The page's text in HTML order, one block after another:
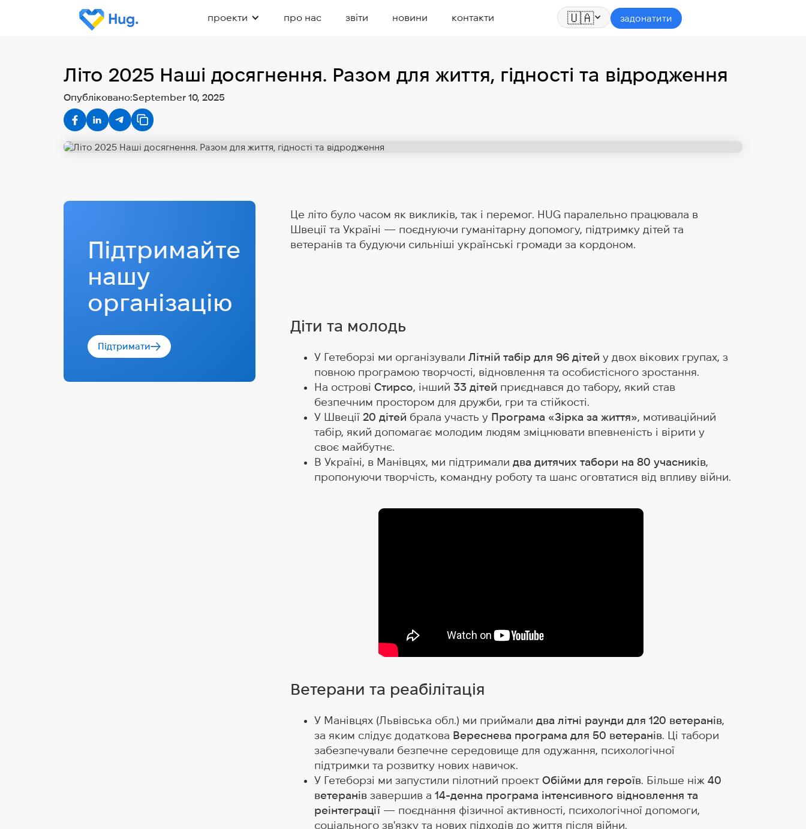
проекти про нас звіти новини контакти 🇺🇦 задонатити
Літо 2025 Наші досягнення. Разом для життя, гідності та відродження
Опубліковано:September 10, 2025
Підтримайте
нашу
організацію
Підтримати
Це літо було часом як викликів, так і перемог. HUG паралельно працювала в
Швеції та Україні — поєднуючи гуманітарну допомогу, підтримку дітей та
ветеранів та будуючи сильніші українські громади за кордоном.
Діти та молодь
У Гетеборзі ми організували Літній табір для 96 дітей у двох вікових групах, з
повною програмою творчості, відновлення та особистісного зростання.
На острові Стирсо , інший 33 дітей приєднався до табору, який став
безпечним простором для дружби, гри та стійкості.
У Швеції 20 дітей брала участь у Програма «Зірка за життя» , мотиваційний
табір, який допомагає молодим людям зміцнювати впевненість і вірити у
своє майбутнє.
В Україні, в Манівцях, ми підтримали два дитячих табори на 80 учасників
пропонуючи творчість, командну роботу та шанс оговтатися від впливу війни.
Ветерани та реабілітація
У Манівцях (Львівська обл.) ми приймали два літні раунди для 120 ветеранів
за яким слідує додаткова Вереснева програма для 50 ветеранів . Ці табори
забезпечували безпечне середовище для одужання, психологічної
підтримки та розвитку нових навичок.
У Гетеборзі ми запустили пілотний проект Обійми для героїв . Більше ніж 40
ветеранів завершив а 14-денна програма інтенсивного відновлення та
реінтеграції — поєднання фізичної активності, психологічної допомоги,
соціального зв'язку та нових підходів до життя після війни.